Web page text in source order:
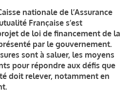
nationale de l’Assurance
Française s’est
de loi de financement de la
par le gouvernement.
sont à saluer, les moyens
pour répondre aux défis que
doit relever, notamment en